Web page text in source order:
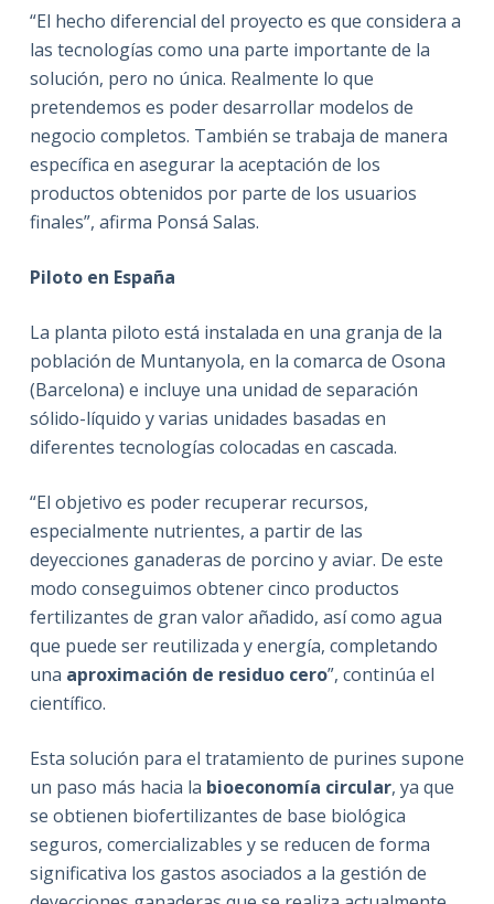
“El hecho diferencial del proyecto es que considera a
las tecnologías como una parte importante de la
solución, pero no única. Realmente lo que
pretendemos es poder desarrollar modelos de
negocio completos. También se trabaja de manera
específica en asegurar la aceptación de los
productos obtenidos por parte de los usuarios
finales”, afirma Ponsá Salas.
Piloto en España
La planta piloto está instalada en una granja de la
población de Muntanyola, en la comarca de Osona
(Barcelona) e incluye una unidad de separación
sólido-líquido y varias unidades basadas en
diferentes tecnologías colocadas en cascada.
“El objetivo es poder recuperar recursos,
especialmente nutrientes, a partir de las
deyecciones ganaderas de porcino y aviar. De este
modo conseguimos obtener cinco productos
fertilizantes de gran valor añadido, así como agua
que puede ser reutilizada y energía, completando
una aproximación de residuo cero”, continúa el
científico.
Esta solución para el tratamiento de purines supone
un paso más hacia la bioeconomía circular, ya que
se obtienen biofertilizantes de base biológica
seguros, comercializables y se reducen de forma
significativa los gastos asociados a la gestión de